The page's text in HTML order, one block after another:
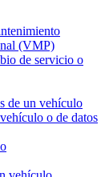
(VMP)
de servicio o
de un vehículo
o de datos